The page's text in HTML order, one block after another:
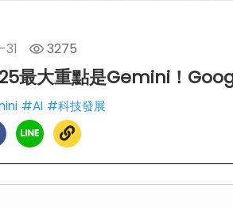
3275
最大重點是Gemini！
#AI #科技發展